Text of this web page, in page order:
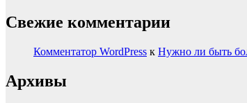
Свежие комментарии
Комментатор WordPress к Нужно ли быть
Архивы